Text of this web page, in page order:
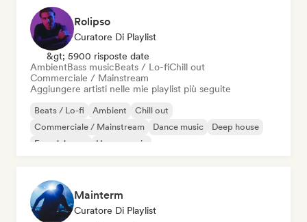
Rolipso
Curatore Di Playlist
&gt; 5900 risposte date
AmbientBass musicBeats / Lo-fiChill out
Commerciale / Mainstream
Aggiungere artisti nelle mie playlist più seguite
Beats / Lo-fi Ambient
Chill out
Commerciale / Mainstream
Dance music
Deep house
French house
House music
Mainterm
Curatore Di Playlist